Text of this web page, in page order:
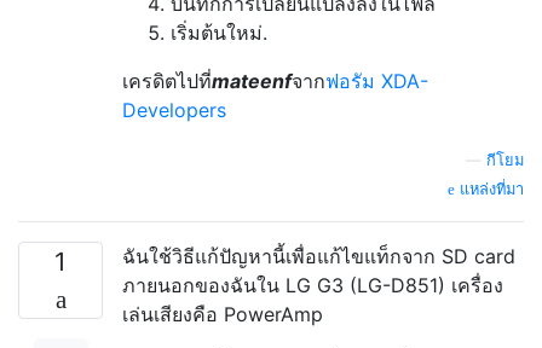
เริ่มต้นใหม่.
เครดิตไปที่mateenfจากฟอรัม XDA-
Developers
กีโยม
แหล่งที่มา
1
ฉันใช้วิธีแก้ปัญหานี้เพื่อแก้ไขแท็กจาก SD card
ภายนอกของฉันใน LG G3 (LG-D851) เครื่อง
เล่นเสียงคือ PowerAmp